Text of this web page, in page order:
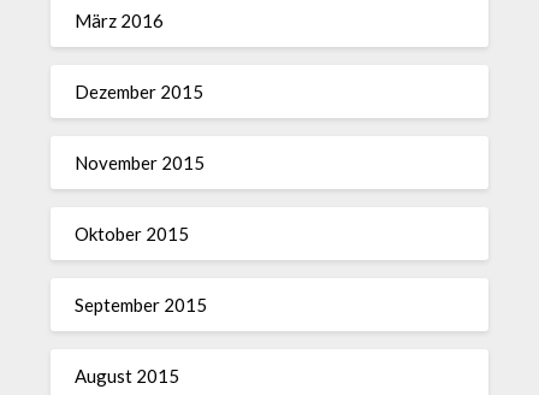
März 2016
Dezember 2015
November 2015
Oktober 2015
September 2015
August 2015